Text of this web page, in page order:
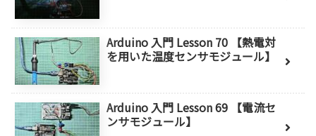
Arduino 入門 Lesson 70 【熱電対
を用いた温度センサモジュール】
Arduino 入門 Lesson 69 【電流セ
ンサモジュール】